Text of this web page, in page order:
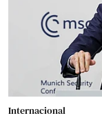
Internacional